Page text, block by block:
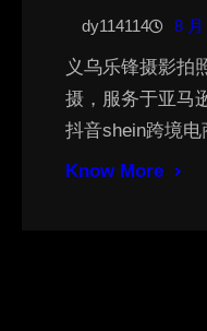
dy114114 8 月
义乌乐锋摄影拍
摄，服务于亚马
抖音shein跨境
Know More